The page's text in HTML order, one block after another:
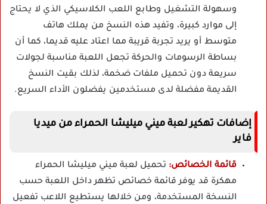
وسهولة التشغيل وطابع اللعب الكلاسيكي الذي لا يحتاج
إلى موارد كبيرة، وتفيد هذه النسخ من يملك هاتف
متوسط أو يريد تجربة قريبة مما اعتاد عليه قديما، كما أن
بساطة الرسومات والحركة تجعل اللعبة مناسبة لجولات
سريعة دون تحميل ملفات ضخمة، لذلك بقيت النسخ
القديمة مفضلة لدى مستخدمين يفضلون الأداء السريع.
إضافات تهكير لعبة ميني ميليشا الحمراء من ميديا
فاير
قائمة الخصائص: تحميل لعبة ميني ميليشا الحمراء
مهكرة قد يوفر قائمة خصائص تظهر داخل اللعبة حسب
النسخة المستخدمة، ومن خلالها يستطيع اللاعب تفعيل